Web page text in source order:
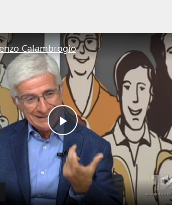
Play
Video
Calambrogio